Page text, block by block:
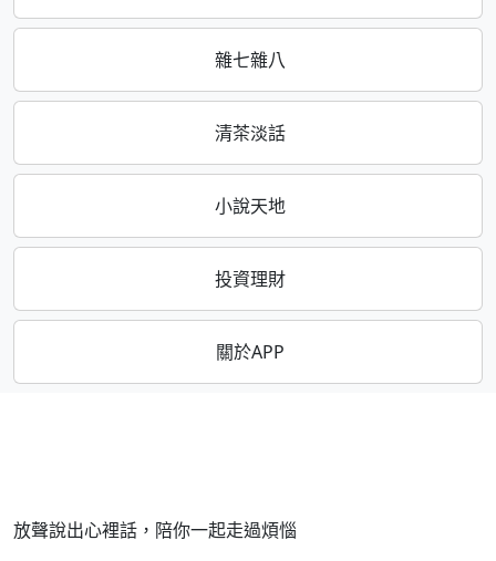
雜七雜八
清茶淡話
小說天地
投資理財
關於APP
放聲說出心裡話，陪你一起走過煩惱